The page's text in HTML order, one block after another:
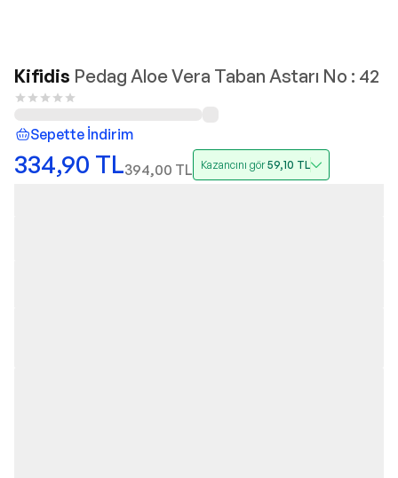
Kifidis Pedag Aloe Vera Taban Astarı No : 42
Sepette İndirim
334,90 TL394,00 TL Kazancını gör59,10 TL